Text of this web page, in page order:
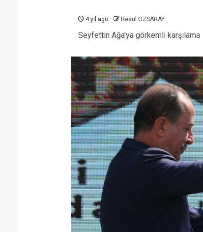
4 yıl ago Resul ÖZSARAY
Seyfettin Ağa'ya görkemli karşılama